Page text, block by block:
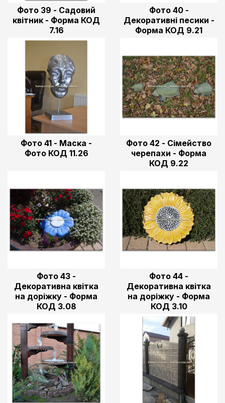
Фото 39 - Садовий
квітник - Форма КОД
7.16
Фото 40 -
Декоративні песики -
Форма КОД 9.21
Фото 41 - Маска -
Фото КОД 11.26
Фото 42 - Сімейство
черепахи - Форма
КОД 9.22
Фото 43 -
Декоративна квітка
на доріжку - Форма
КОД 3.08
Фото 44 -
Декоративна квітка
на доріжку - Форма
КОД 3.10